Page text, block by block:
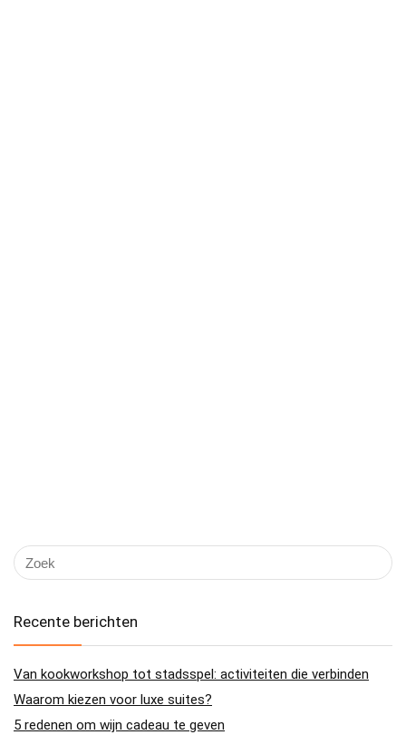
Recente berichten
Van kookworkshop tot stadsspel: activiteiten die verbinden
Waarom kiezen voor luxe suites?
5 redenen om wijn cadeau te geven